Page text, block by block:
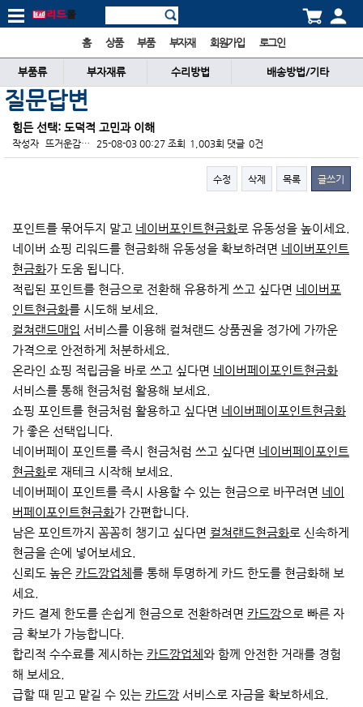
홈 상품 부품 부자재 회원가입 로그인
부품류 부자재류 수리방법 배송방법/기타
질문답변
힘든 선택: 도덕적 고민과 이해
작성자 뜨거운감… 25-08-03 00:27 조회 1,003회 댓글 0건
수정 삭제 목록 글쓰기
포인트를 묶어두지 말고 네이버포인트현금화로 유동성을 높이세요.
네이버 쇼핑 리워드를 현금화해 유동성을 확보하려면 네이버포인트
현금화가 도움 됩니다.
적립된 포인트를 현금으로 전환해 유용하게 쓰고 싶다면 네이버포
인트현금화를 시도해 보세요.
컬쳐랜드매입 서비스를 이용해 컬쳐랜드 상품권을 정가에 가까운
가격으로 안전하게 처분하세요.
온라인 쇼핑 적립금을 바로 쓰고 싶다면 네이버페이포인트현금화
서비스를 통해 현금처럼 활용해 보세요.
쇼핑 포인트를 현금처럼 활용하고 싶다면 네이버페이포인트현금화
가 좋은 선택입니다.
네이버페이 포인트를 즉시 현금처럼 쓰고 싶다면 네이버페이포인트
현금화로 재테크 시작해 보세요.
네이버페이 포인트를 즉시 사용할 수 있는 현금으로 바꾸려면 네이
버페이포인트현금화가 간편합니다.
남은 포인트까지 꼼꼼히 챙기고 싶다면 컬쳐랜드현금화로 신속하게
현금을 손에 넣어보세요.
신뢰도 높은 카드깡업체 를 통해 투명하게 카드 한도를 현금화해 보
세요.
카드 결제 한도를 손쉽게 현금으로 전환하려면 카드깡으로 빠른 자
금 확보가 가능합니다.
합리적 수수료를 제시하는 카드깡업체 와 함께 안전한 거래를 경험
해 보세요.
급할 때 믿고 맡길 수 있는 카드깡 서비스로 자금을 확보하세요.